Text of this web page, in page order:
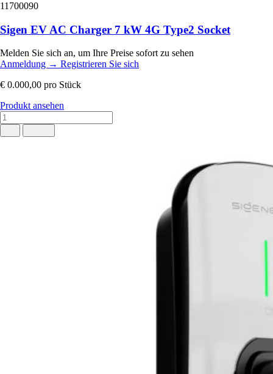
11700090
Sigen EV AC Charger 7 kW 4G Type2 Socket
Melden Sie sich an, um Ihre Preise sofort zu sehen
Anmeldung → Registrieren Sie sich
€ 0.000,00 pro Stück
Produkt ansehen